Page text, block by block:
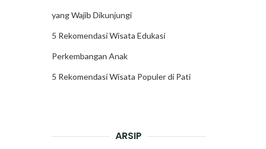
yang Wajib Dikunjungi
5 Rekomendasi Wisata Edukasi
Perkembangan Anak
5 Rekomendasi Wisata Populer di Pati
ARSIP